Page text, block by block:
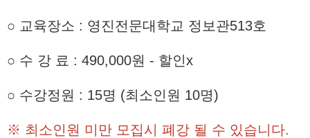
○ 교육장소 : 영진전문대학교 정보관513호
○ 수 강 료 : 490,000원 - 할인x
○ 수강정원 : 15명 (최소인원 10명)
※ 최소인원 미만 모집시 폐강 될 수 있습니다.